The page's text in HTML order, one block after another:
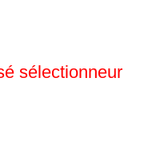
sélectionneur